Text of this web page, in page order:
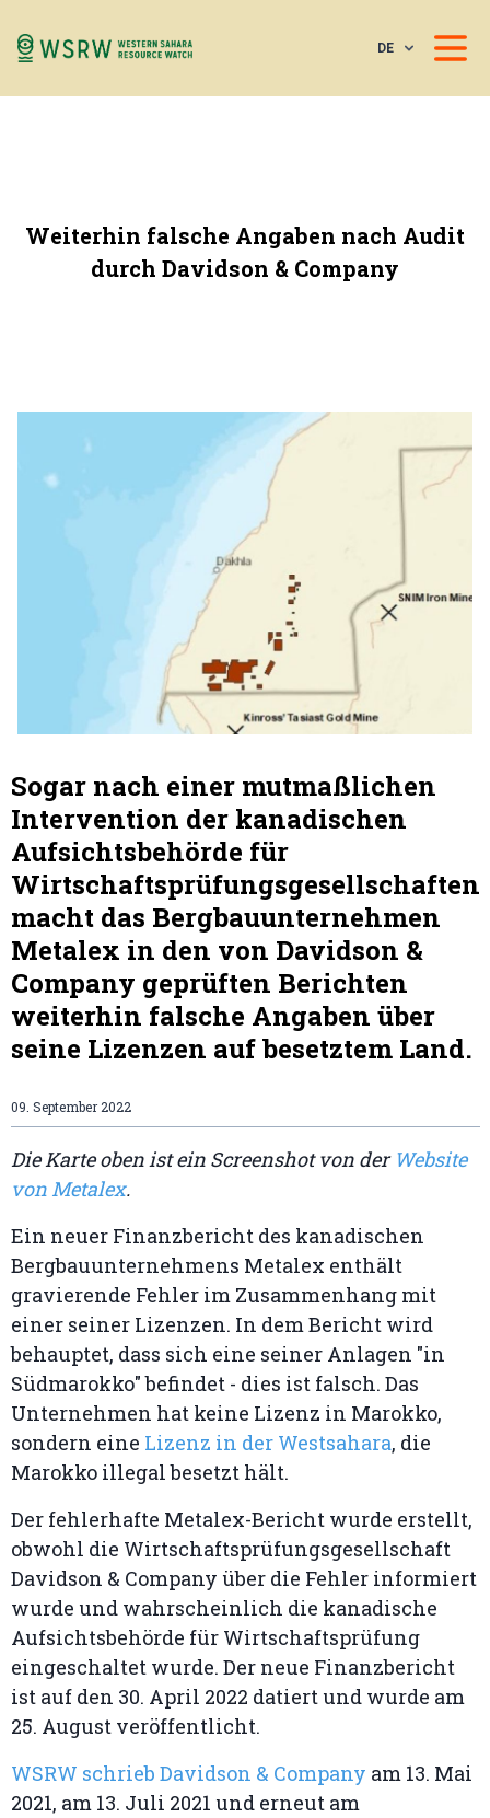
DE
Weiterhin falsche Angaben nach Audit
durch Davidson & Company
Sogar nach einer mutmaßlichen
Intervention der kanadischen
Aufsichtsbehörde für
Wirtschaftsprüfungsgesellschaften
macht das Bergbauunternehmen
Metalex in den von Davidson &
Company geprüften Berichten
weiterhin falsche Angaben über
seine Lizenzen auf besetztem Land.
09. September 2022
Die Karte oben ist ein Screenshot von der Website
von Metalex.
Ein neuer Finanzbericht des kanadischen
Bergbauunternehmens Metalex enthält
gravierende Fehler im Zusammenhang mit
einer seiner Lizenzen. In dem Bericht wird
behauptet, dass sich eine seiner Anlagen "in
Südmarokko" befindet - dies ist falsch. Das
Unternehmen hat keine Lizenz in Marokko,
sondern eine Lizenz in der Westsahara, die
Marokko illegal besetzt hält.
Der fehlerhafte Metalex-Bericht wurde erstellt,
obwohl die Wirtschaftsprüfungsgesellschaft
Davidson & Company über die Fehler informiert
wurde und wahrscheinlich die kanadische
Aufsichtsbehörde für Wirtschaftsprüfung
eingeschaltet wurde. Der neue Finanzbericht
ist auf den 30. April 2022 datiert und wurde am
25. August veröffentlicht.
WSRW schrieb Davidson & Company am 13. Mai
2021, am 13. Juli 2021 und erneut am